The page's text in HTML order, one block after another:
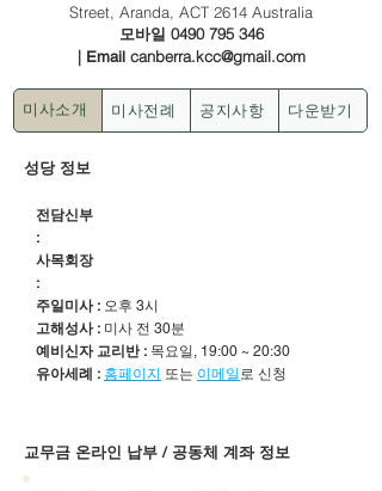
Street, Aranda, ACT 2614 Australia
모바일 0490 795 346
| Email canberra.kcc@gmail.com
미사소개 미사전례 공지사항 다운받기
성당 정보
전담신부
:
사목회장
:
주일미사 : 오후 3시
고해성사 : 미사 전 30분
예비신자 교리반 : 목요일, 19:00 ~ 20:30
유아세례 : 홈페이지 또는 이메일 로 신청
​교무금 온라인 납부 / 공동체 계좌 정보